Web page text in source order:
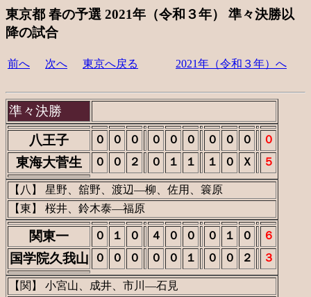
東京都 春の予選 2021年（令和３年） 準々決勝以
降の試合
前へ 次へ 東京へ戻る 2021年（令和３年）へ
準々決勝
八王子
０ ０ ０ ０ ０ ０ ０ ０ ０ ０
東海大菅生 ０ ０ ２ ０ １ １ １ ０ Ｘ ５
【八】 星野、舘野、渡辺―柳、佐用、簑原
【東】 桜井、鈴木泰―福原
関東一 ０ １ ０ ４ ０ ０ ０ １ ０ ６
国学院久我山 ０ ０ ０ ０ ０ １ ０ ０ ２ ３
【関】 小宮山、成井、市川―石見